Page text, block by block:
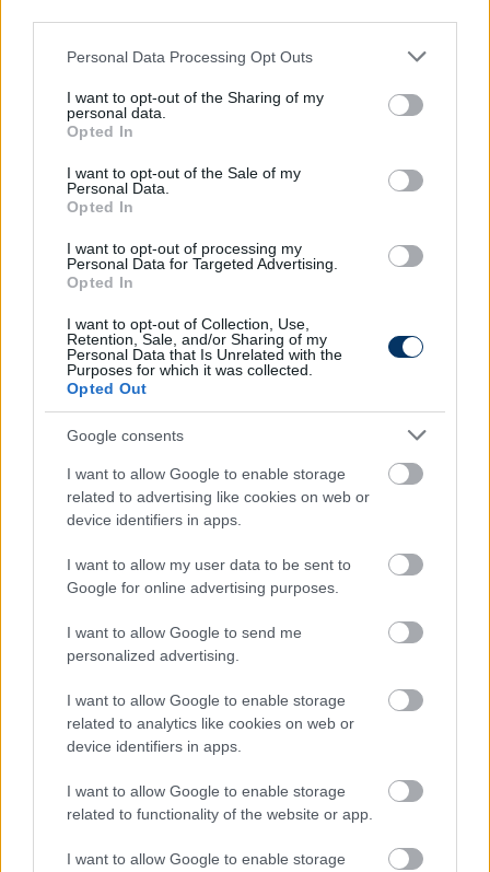
Please note that this website/app uses one or more Google
not limited to your visit or usage behaviour. You may click to
grant or deny consent to Google and its third-party tags to
use your data for below specified purposes in below Google
consent section.
Personal Data Processing Opt Outs
I want to opt-out of the Sharing of my
personal data.
Opted In
I want to opt-out of the Sale of my
Personal Data.
Opted In
I want to opt-out of processing my
Personal Data for Targeted Advertising.
Opted In
I want to opt-out of Collection, Use,
Retention, Sale, and/or Sharing of my
Personal Data that Is Unrelated with the
Purposes for which it was collected.
Opted Out
Google consents
I want to allow Google to enable storage
related to advertising like cookies on web or
device identifiers in apps.
I want to allow my user data to be sent to
Google for online advertising purposes.
I want to allow Google to send me
personalized advertising.
I want to allow Google to enable storage
related to analytics like cookies on web or
device identifiers in apps.
I want to allow Google to enable storage
related to functionality of the website or app.
I want to allow Google to enable storage
Itt állíthatod be, hogy a Csakfoci az elsők
között legyen a Google-találatokban
Tetszett a cikk? Megosztanád?
Link másolása
CÍMKÉK: #NB I #ÚJPEST #ÚJPEST-CÍMER